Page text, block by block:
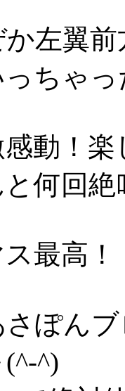
左翼
ちゃ
動！
何回
最高
ぽん
(^-^)